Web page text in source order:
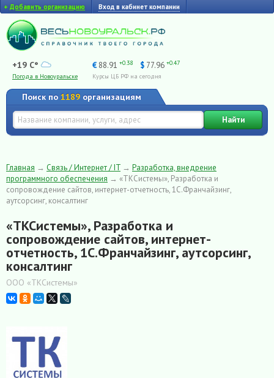
+ Добавить организацию Вход в кабинет компании
+19 C°
Погода в Новоуральске
€ 88.91 +0.38 $ 77.96 +0.47
Курсы ЦБ РФ на сегодня
Поиск по 1189 организациям
Найти
Главная → Связь / Интернет / IT → Разработка, внедрение
программного обеспечения → «TКСистемы», Разработка и
сопровождение сайтов, интернет-отчетность, 1С.Франчайзинг,
аутсорсинг, консалтинг
«TКСистемы», Разработка и
сопровождение сайтов, интернет-
отчетность, 1С.Франчайзинг, аутсорсинг,
консалтинг
ООО «ТКСистемы»